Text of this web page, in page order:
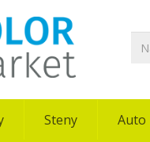
Steny Auto